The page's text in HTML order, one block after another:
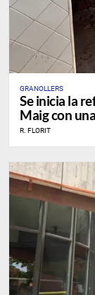
GRANOLLERS
Se inicia la
Maig con
R. FLORIT